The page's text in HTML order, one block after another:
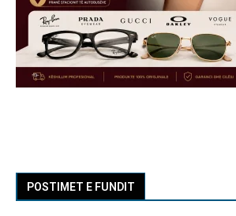
POSTIMET E FUNDIT